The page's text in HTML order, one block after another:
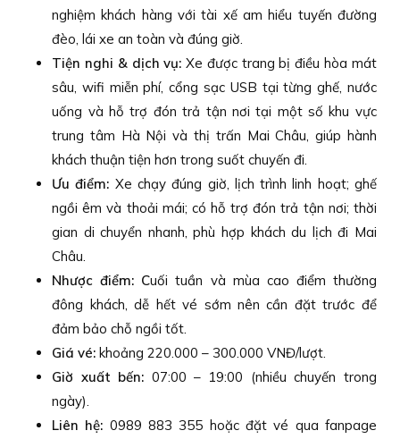
nghiệm khách hàng với tài xế am hiểu tuyến đường
đèo, lái xe an toàn và đúng giờ.
Tiện nghi & dịch vụ: Xe được trang bị điều hòa mát
sâu, wifi miễn phí, cổng sạc USB tại từng ghế, nước
uống và hỗ trợ đón trả tận nơi tại một số khu vực
trung tâm Hà Nội và thị trấn Mai Châu, giúp hành
khách thuận tiện hơn trong suốt chuyến đi.
Ưu điểm: Xe chạy đúng giờ, lịch trình linh hoạt; ghế
ngồi êm và thoải mái; có hỗ trợ đón trả tận nơi; thời
gian di chuyển nhanh, phù hợp khách du lịch đi Mai
Châu.
Nhược điểm: Cuối tuần và mùa cao điểm thường
đông khách, dễ hết vé sớm nên cần đặt trước để
đảm bảo chỗ ngồi tốt.
Giá vé: khoảng 220.000 – 300.000 VNĐ/lượt.
Giờ xuất bến: 07:00 – 19:00 (nhiều chuyến trong
ngày).
Liên hệ: 0989 883 355 hoặc đặt vé qua fanpage